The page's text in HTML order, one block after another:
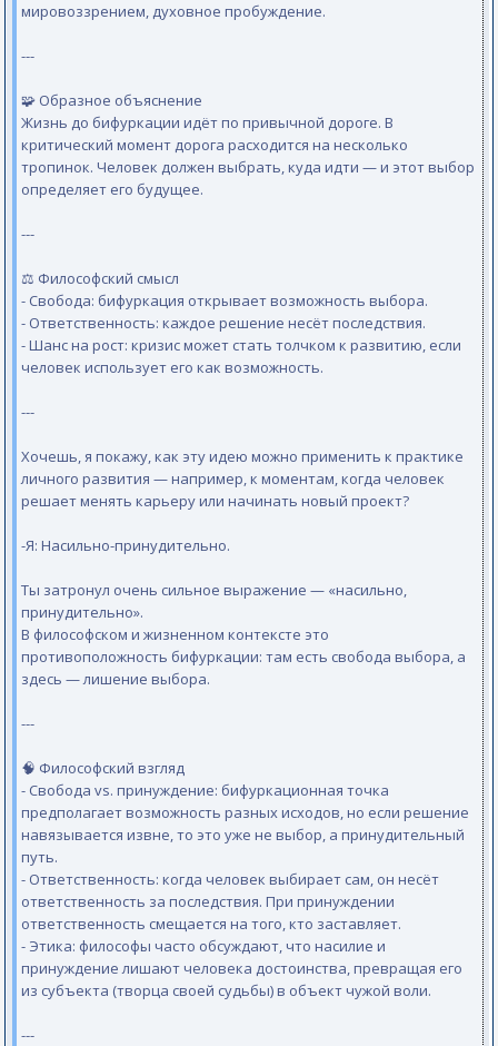
мировоззрением, духовное пробуждение.
---
🧩 Образное объяснение
Жизнь до бифуркации идёт по привычной дороге. В
критический момент дорога расходится на несколько
тропинок. Человек должен выбрать, куда идти — и этот выбор
определяет его будущее.
---
⚖️ Философский смысл
- Свобода: бифуркация открывает возможность выбора.
- Ответственность: каждое решение несёт последствия.
- Шанс на рост: кризис может стать толчком к развитию, если
человек использует его как возможность.
---
Хочешь, я покажу, как эту идею можно применить к практике
личного развития — например, к моментам, когда человек
решает менять карьеру или начинать новый проект?
-Я: Насильно-принудительно.
Ты затронул очень сильное выражение — «насильно,
принудительно».
В философском и жизненном контексте это
противоположность бифуркации: там есть свобода выбора, а
здесь — лишение выбора.
---
🧠 Философский взгляд
- Свобода vs. принуждение: бифуркационная точка
предполагает возможность разных исходов, но если решение
навязывается извне, то это уже не выбор, а принудительный
путь.
- Ответственность: когда человек выбирает сам, он несёт
ответственность за последствия. При принуждении
ответственность смещается на того, кто заставляет.
- Этика: философы часто обсуждают, что насилие и
принуждение лишают человека достоинства, превращая его
из субъекта (творца своей судьбы) в объект чужой воли.
---